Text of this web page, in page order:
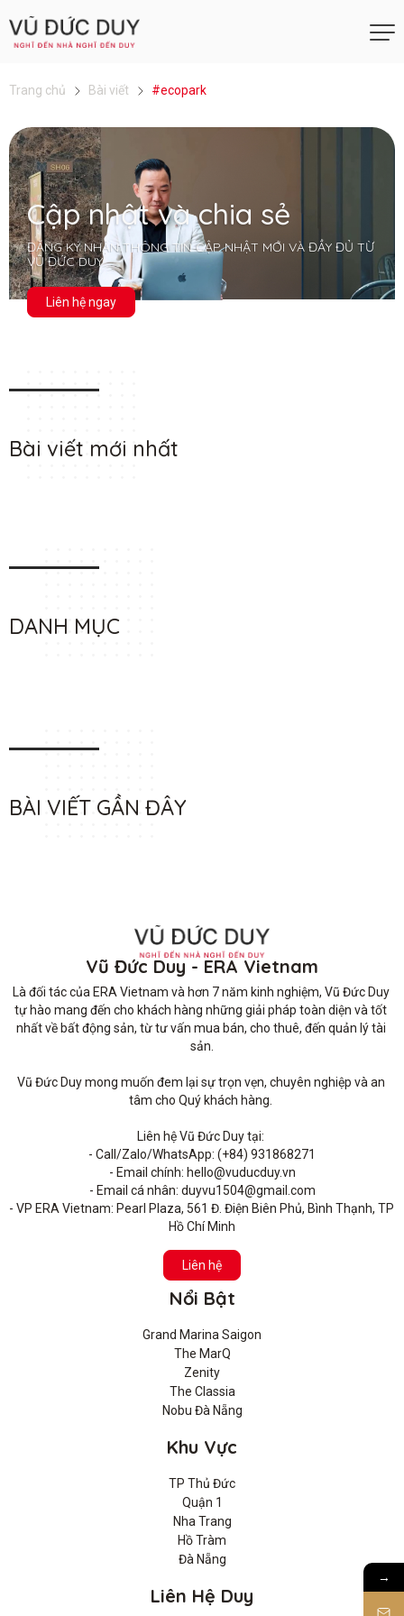
Trang chủ Bài viết #ecopark
Cập nhật và chia sẻ
ĐĂNG KÝ NHẬN THÔNG TIN CẬP NHẬT MỚI VÀ ĐẦY ĐỦ TỪ
VŨ ĐỨC DUY
Liên hệ ngay
Bài viết mới nhất
DANH MỤC
BÀI VIẾT GẦN ĐÂY
Vũ Đức Duy - ERA Vietnam
Là đối tác của ERA Vietnam và hơn 7 năm kinh nghiệm, Vũ Đức Duy
tự hào mang đến cho khách hàng những giải pháp toàn diện và tốt
nhất về bất động sản, từ tư vấn mua bán, cho thuê, đến quản lý tài
sản.
Vũ Đức Duy mong muốn đem lại sự trọn vẹn, chuyên nghiệp và an
tâm cho Quý khách hàng.
Liên hệ Vũ Đức Duy tại:
- Call/Zalo/WhatsApp: (+84) 931868271
- Email chính: hello@vuducduy.vn
- Email cá nhân: duyvu1504@gmail.com
- VP ERA Vietnam: Pearl Plaza, 561 Đ. Điện Biên Phủ, Bình Thạnh, TP
Hồ Chí Minh
Liên hệ
Nổi Bật
Grand Marina Saigon
The MarQ
Zenity
The Classia
Nobu Đà Nẵng
Khu Vực
TP Thủ Đức
Quận 1
Nha Trang
Hồ Tràm
Đà Nẵng
Liên Hệ Duy
→